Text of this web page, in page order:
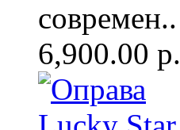
современ..
6,900.00 р.